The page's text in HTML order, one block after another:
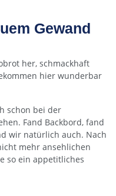
Gewand
her, schmackhaft
hier wunderbar
schon bei der
Fand Backbord, fand
wir natürlich auch. Nach
mehr ansehlichen
so ein appetitliches